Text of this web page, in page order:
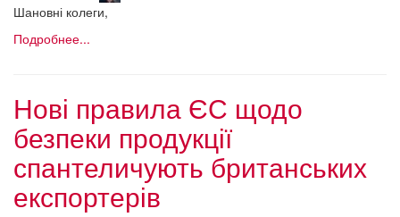
Шановні колеги,
Подробнее...
Нові правила ЄС щодо
безпеки продукції
спантеличують британських
експортерів